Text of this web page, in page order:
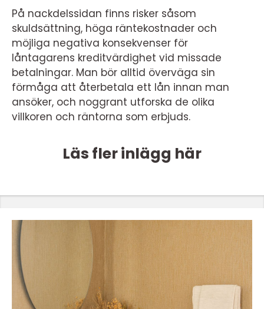
På nackdelssidan finns risker såsom
skuldsättning, höga räntekostnader och
möjliga negativa konsekvenser för
låntagarens kreditvärdighet vid missade
betalningar. Man bör alltid överväga sin
förmåga att återbetala ett lån innan man
ansöker, och noggrant utforska de olika
villkoren och räntorna som erbjuds.
Läs fler inlägg här